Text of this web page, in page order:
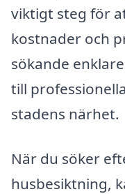
viktigt steg för
kostnader och
sökande
till
stadens närhet.
När du söker
husbesiktning,